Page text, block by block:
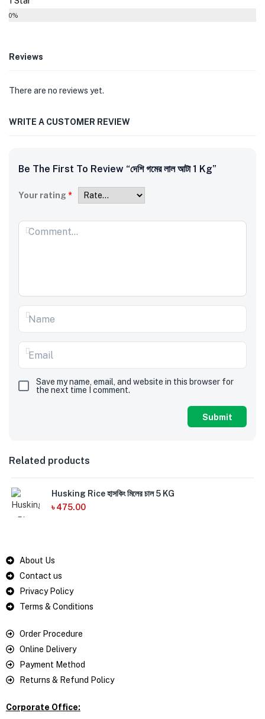
0%
Reviews
There are no reviews yet.
WRITE A CUSTOMER REVIEW
Be The First To Review “দেশি গমের লাল আটা 1 Kg”
Your rating *
Save my name, email, and website in this browser for
the next time I comment.
Related products
Husking Rice হাসকিং মিলের চাল 5 KG
৳475.00
About Us
Contact us
Privacy Policy
Terms & Conditions
Order Procedure
Online Delivery
Payment Method
Returns & Refund Policy
Corporate Office: